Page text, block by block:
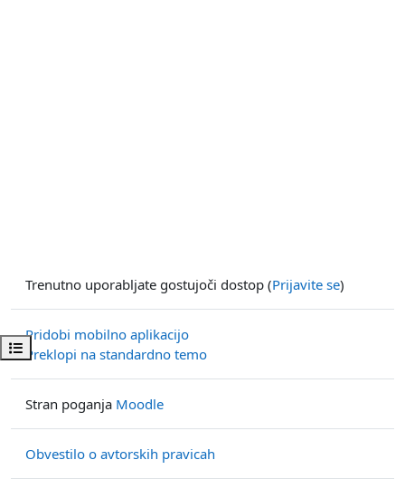
Odpri kazalo predmeta
Trenutno uporabljate gostujoči dostop (Prijavite se)
Pridobi mobilno aplikacijo
Preklopi na standardno temo
Stran poganja Moodle
Obvestilo o avtorskih pravicah